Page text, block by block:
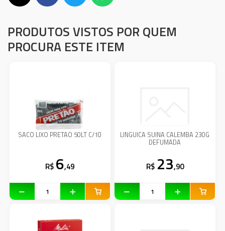
PRODUTOS VISTOS POR QUEM
PROCURA ESTE ITEM
SACO LIXO PRETAO 50LT C/10
R$ 6,49
LINGUICA SUINA CALEMBA 230G
DEFUMADA
R$ 23,90